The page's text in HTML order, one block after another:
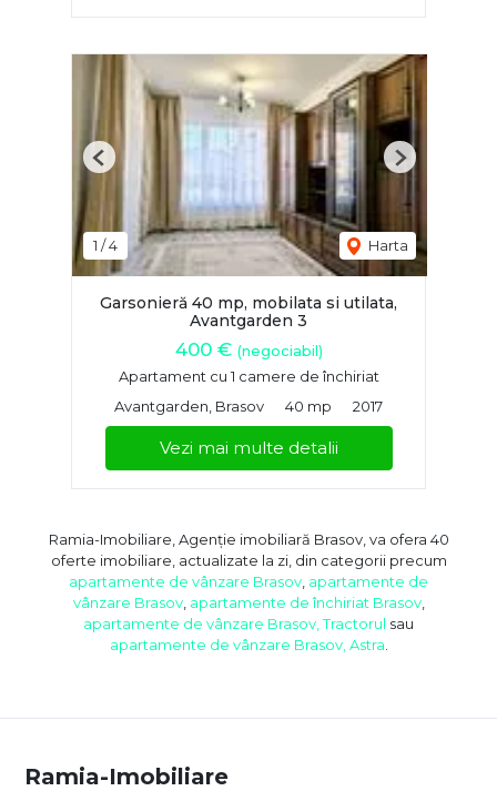
1 /4 Harta
Previous Next
Garsonieră 40 mp, mobilata si utilata,
Avantgarden 3
400 € (negociabil)
Apartament cu 1 camere de închiriat
Avantgarden, Brasov
40 mp 2017
Vezi mai multe detalii
Ramia-Imobiliare, Agenție imobiliară Brasov, va ofera 40
oferte imobiliare, actualizate la zi, din categorii precum
apartamente de vânzare Brasov apartamente de
vânzare Brasov, apartamente de închiriat Brasov,
apartamente de vânzare Brasov, Tractorul sau
apartamente de vânzare Brasov, Astra
Ramia-Imobiliare